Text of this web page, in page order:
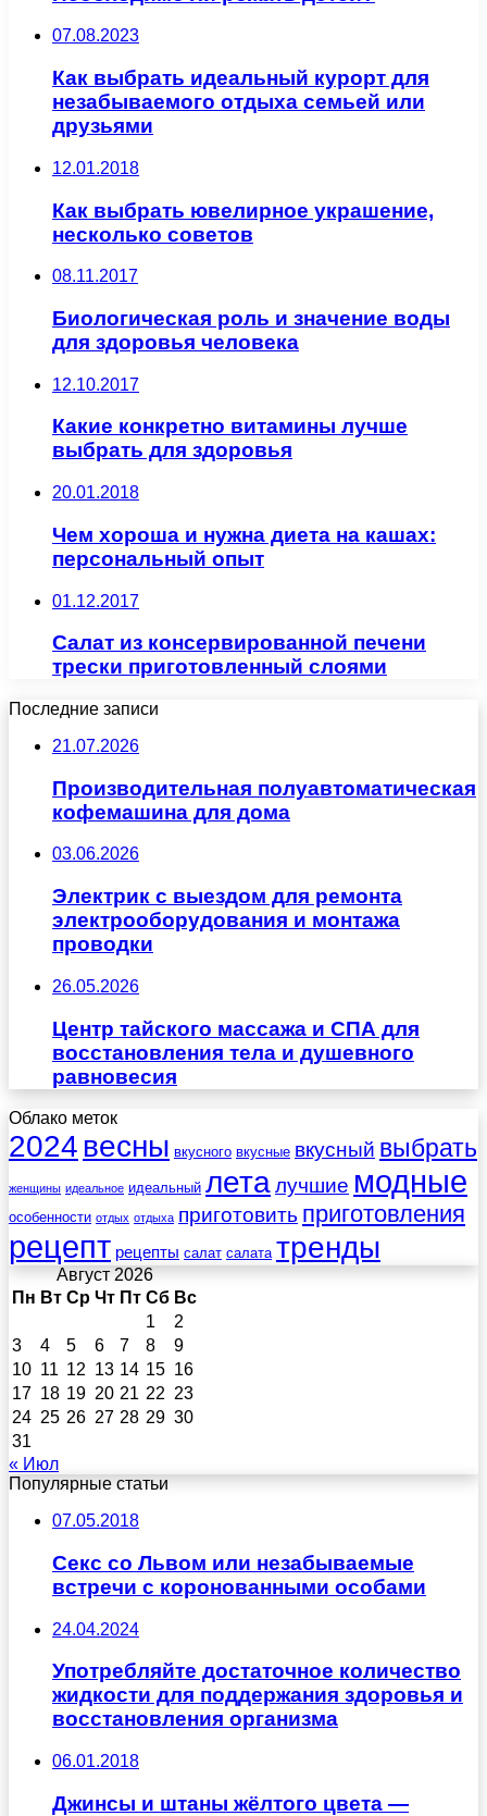
07.08.2023
Как выбрать идеальный курорт для
незабываемого отдыха семьей или
друзьями
12.01.2018
Как выбрать ювелирное украшение,
несколько советов
08.11.2017
Биологическая роль и значение воды
для здоровья человека
12.10.2017
Какие конкретно витамины лучше
выбрать для здоровья
20.01.2018
Чем хороша и нужна диета на кашах:
персональный опыт
01.12.2017
Салат из консервированной печени
трески приготовленный слоями
Последние записи
21.07.2026
Производительная полуавтоматическая
кофемашина для дома
03.06.2026
Электрик с выездом для ремонта
электрооборудования и монтажа
проводки
26.05.2026
Центр тайского массажа и СПА для
восстановления тела и душевного
равновесия
Облако меток
2024 весны вкусного вкусные вкусный выбрать
женщины идеальное идеальный леталучшие модные
особенности отдых отдыха приготовить приготовления
рецепт рецепты салат салата тренды
Август 2026
Пн Вт Ср Чт Пт Сб Вс
1
2
3
4 5 6 7 8
9
10 11 12 13 14 15 16
17 18 19 20 21 22 23
24 25 26 27 28 29 30
31
« Июл
Популярные статьи
07.05.2018
Секс со Львом или незабываемые
встречи с коронованными особами
24.04.2024
Употребляйте достаточное количество
жидкости для поддержания здоровья и
восстановления организма
06.01.2018
Джинсы и штаны жёлтого цвета —